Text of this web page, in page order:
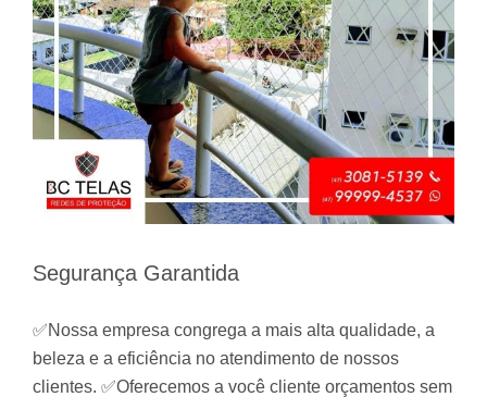
Segurança Garantida
✅Nossa empresa congrega a mais alta qualidade, a
beleza e a eficiência no atendimento de nossos
clientes. ✅Oferecemos a você cliente orçamentos sem